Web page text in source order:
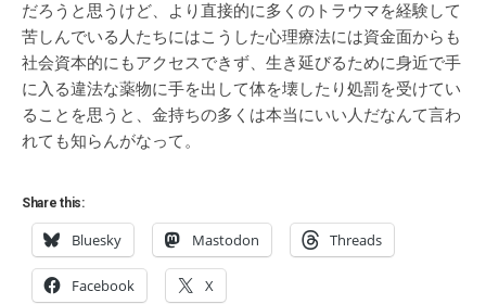
だろうと思うけど、より直接的に多くのトラウマを経験して
苦しんでいる人たちにはこうした心理療法には資金面からも
社会資本的にもアクセスできず、生き延びるために身近で手
に入る違法な薬物に手を出して体を壊したり処罰を受けてい
ることを思うと、金持ちの多くは本当にいい人だなんて言わ
れても知らんがなって。
Share this:
Bluesky Mastodon Threads
Facebook X